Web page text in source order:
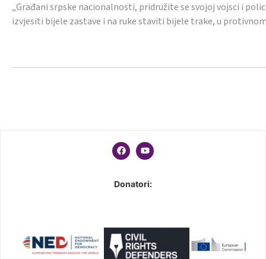
„Građani srpske nacionalnosti, pridružite se svojoj vojsci i
izvjesiti bijele zastave i na ruke staviti bijele trake, u
Donatori: